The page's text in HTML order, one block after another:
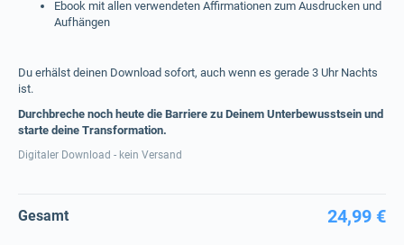
Ebook mit allen verwendeten Affirmationen zum Ausdrucken und
Aufhängen
Du erhälst deinen Download sofort, auch wenn es gerade 3 Uhr Nachts
ist.
Durchbreche noch heute die Barriere zu Deinem Unterbewusstsein und
starte deine Transformation.
Digitaler Download - kein Versand
Gesamt 24,99 €